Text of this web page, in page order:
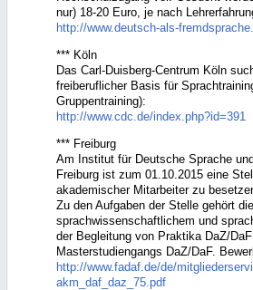
nur) 18-20 Euro, je nach
http://www.deutsch-als-
*** Köln
Das Carl-Duisberg-Centrum Köln
freiberuflicher Basis für
Gruppentraining):
http://www.cdc.de/index.php?id=391
*** Freiburg
Am Institut für Deutsche Sprache
Freiburg ist zum 01.10.2015 eine
akademischer Mitarbeiter zu
Zu den Aufgaben der Stelle gehört
sprachwissenschaftlichem und
der Begleitung von Praktika DaZ/
Masterstudiengangs DaZ/DaF.
http://www.fadaf.de/de/
akm_daf_daz_75.pdf